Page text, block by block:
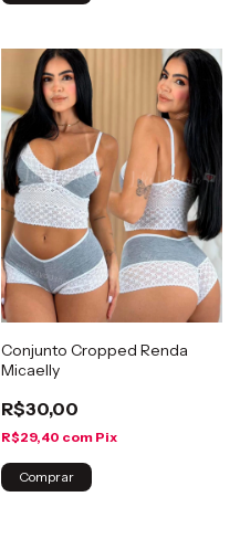
Conjunto Cropped Renda
Micaelly
R$30,00
R$29,40 com Pix
Comprar